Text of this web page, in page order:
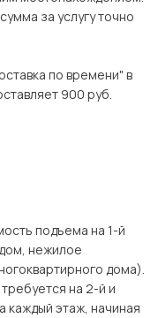
за услугу точно
по времени" в
900 руб.
подъема на 1-й
нежилое
дома).
на 2-й и
каждый этаж, начиная